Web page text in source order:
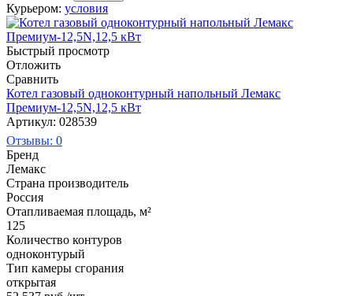
Курьером: условия
Быстрый просмотр
Отложить
Сравнить
Котел газовый одноконтурный напольный Лемакс
Премиум-12,5N,12,5 кВт
Артикул: 028539
Отзывы: 0
Бренд
Лемакс
Страна производитель
Россия
Отапливаемая площадь, м²
125
Количество контуров
одноконтурый
Тип камеры сгорания
открытая